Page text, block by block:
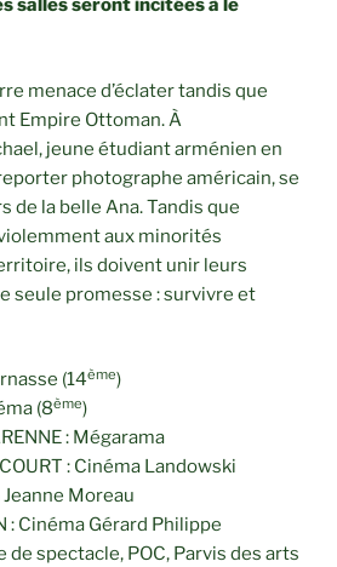
salles seront incitées à le
menace d’éclater tandis que
Empire Ottoman. À
jeune étudiant arménien en
photographe américain, se
de la belle Ana. Tandis que
violemment aux minorités
ils doivent unir leurs
seule promesse : survivre et
(14ème)
(8ème)
: Mégarama
: Cinéma Landowski
Moreau
: Cinéma Gérard Philippe
de spectacle, POC, Parvis des arts